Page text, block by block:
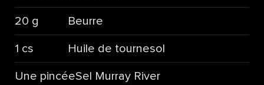
20 g Beurre
1 cs Huile de tournesol
Une pincéeSel Murray River